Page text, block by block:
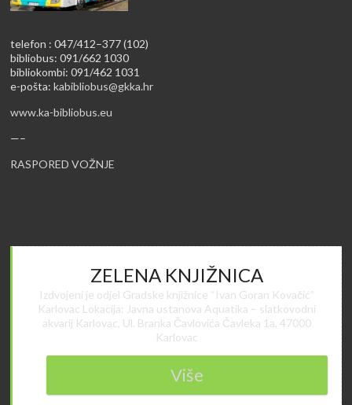
telefon : 047/412–377 (102)
bibliobus: 091/662 1030
bibliokombi: 091/462 1031
e-pošta:kabibliobus@gkka.hr
www.ka-bibliobus.eu
—–
RASPORED VOŽNJE
ZELENA KNJIŽNICA
Izdvojeni je odjel Gradske knjižnice “Ivan Goran Kovačić”
Karlovac Lokacija: Javna ustanova Aquatika – slatkovodni
akvarij Karlovac, Ul. Branka Čavlovića Čavleka 1a, 47000
Karlovac
Više